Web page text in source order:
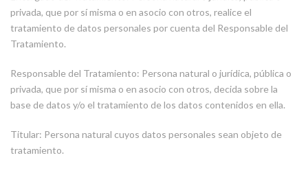
privada, que por sí misma o en asocio con otros, realice el
tratamiento de datos personales por cuenta del Responsable del
Tratamiento.
Responsable del Tratamiento: Persona natural o jurídica, pública o
privada, que por sí misma o en asocio con otros, decida sobre la
base de datos y/o el tratamiento de los datos contenidos en ella.
Titular: Persona natural cuyos datos personales sean objeto de
tratamiento.